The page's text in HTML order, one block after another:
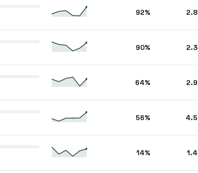
92% 2.8
90% 2.3
64% 2.9
56% 4.5
14% 1.4